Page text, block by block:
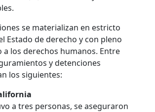
se materializan en estricto
Estado de derecho y con pleno
a los derechos humanos. Entre
y detenciones
los siguientes:
a tres personas, se aseguraron